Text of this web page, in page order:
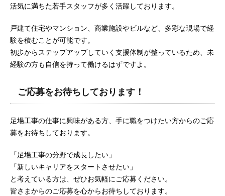
活気に満ちた若手スタッフが多く活躍しております。
戸建て住宅やマンション、商業施設やビルなど、多彩な現場で経
験を積むことが可能です。
初歩からステップアップしていく支援体制が整っているため、未
経験の方も自信を持って働けるはずですよ。
ご応募をお待ちしております！
足場工事の仕事に興味がある方、手に職をつけたい方からのご応
募をお待ちしております。
「足場工事の分野で成長したい」
「新しいキャリアをスタートさせたい」
と考えている方は、ぜひお気軽にご応募ください。
皆さまからのご応募を心からお待ちしております。